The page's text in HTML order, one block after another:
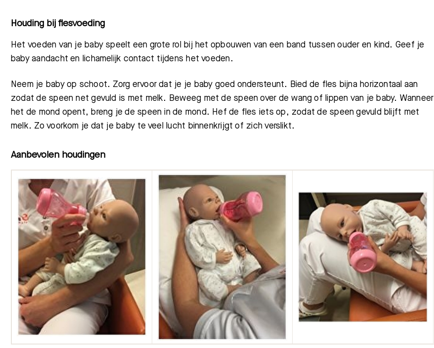
Houding bij flesvoeding
Het voeden van je baby speelt een grote rol bij het opbouwen van een band tussen ouder en kind. Geef je
baby aandacht en lichamelijk contact tijdens het voeden.
Neem je baby op schoot. Zorg ervoor dat je je baby goed ondersteunt. Bied de fles bijna horizontaal aan
zodat de speen net gevuld is met melk. Beweeg met de speen over de wang of lippen van je baby. Wanneer
het de mond opent, breng je de speen in de mond. Hef de fles iets op, zodat de speen gevuld blijft met
melk. Zo voorkom je dat je baby te veel lucht binnenkrijgt of zich verslikt.
Aanbevolen houdingen